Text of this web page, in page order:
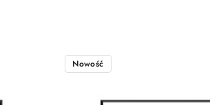
Nowość